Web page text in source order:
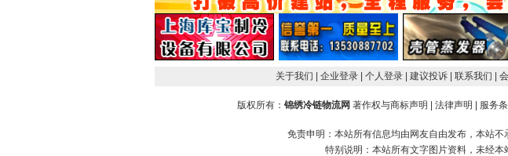
关于我们 | 企业登录 | 个人登录 | 建议投诉 | 联系我们 |
版权所有： 锦绣冷链物流网 著作权与商标声明 | 法律声明 | 服务
免责申明：本站所有信息均由网友自由发布，本站
特别说明：本站所有文字图片资料，未经本